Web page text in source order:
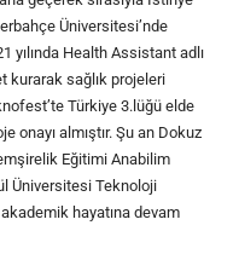
Üniversitesi’nde
yılında Health Assistant adlı
kurarak sağlık projeleri
Türkiye 3.lüğü elde
onayı almıştır. Şu an Dokuz
Eğitimi Anabilim
Üniversitesi Teknoloji
hayatına devam